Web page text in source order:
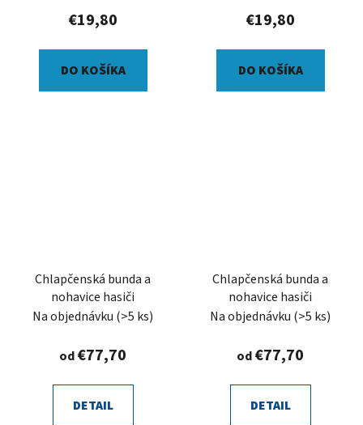
€19,80
DO KOŠÍKA
€19,80
DO KOŠÍKA
Chlapčenská bunda a
nohavice hasiči
Na objednávku (>5 ks)
od€77,70
DETAIL
Chlapčenská bunda a
nohavice hasiči
Na objednávku (>5 ks)
od€77,70
DETAIL